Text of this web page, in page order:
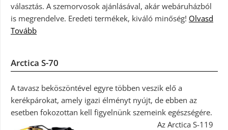
választás. A szemorvosok ajánlásával, akár webáruházból
is megrendelve. Eredeti termékek, kiváló minőség! Olvasd
Tovább
Arctica S-70
A tavasz beköszöntével egyre többen veszik elő a
kerékpárokat, amely igazi élményt nyújt, de ebben az
esetben fokozottan kell figyelnünk szemeink egészségére.
Az Arctica S-119